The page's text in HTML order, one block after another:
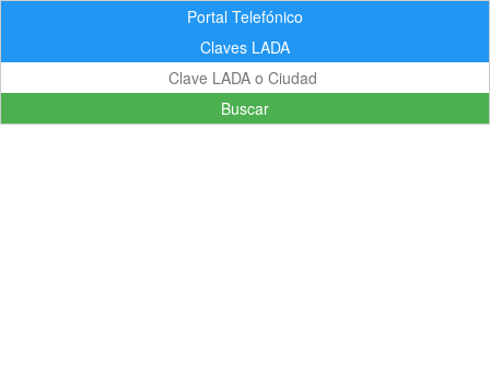
Portal Telefónico
Claves LADA
Buscar